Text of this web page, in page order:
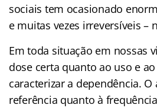
sociais tem ocasionado
e muitas vezes irreversíveis –
Em toda situação em nossas
dose certa quanto ao uso e
caracterizar a dependência.
referência quanto à